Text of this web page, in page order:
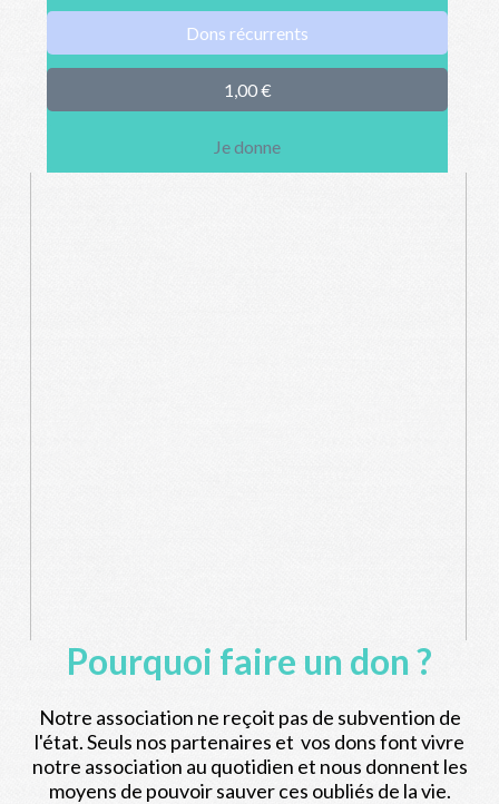
Pourquoi faire un don ?
Notre association ne reçoit pas de subvention de
l'état. Seuls nos partenaires et vos dons font vivre
notre association au quotidien et nous donnent les
moyens de pouvoir sauver ces oubliés de la vie.